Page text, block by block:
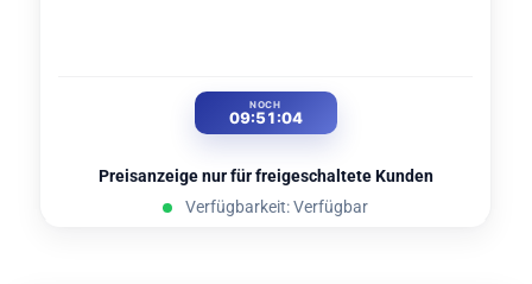
NOCH
09:51:02
Preisanzeige nur für freigeschaltete Kunden
Verfügbarkeit: Verfügbar